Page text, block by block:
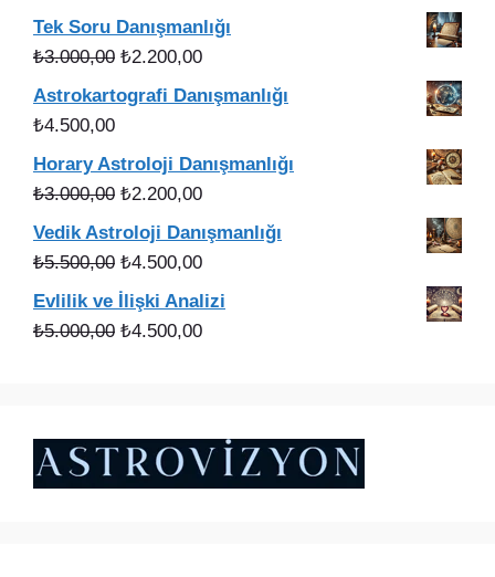
fiyat:
₺6.000,00.
andaki
fiyat:
Tek Soru Danışmanlığı
₺3.000,00 Orijinal
fiyat:
₺2.200,00Şu
Astrokartografi Danışmanlığı
₺4.500,00
Horary Astroloji Danışmanlığı
₺3.000,00 Orijinal
fiyat:
₺3.000,00.
₺2.200,00Şu
fiyat:
Vedik Astroloji Danışmanlığı
₺5.500,00 Orijinal
fiyat:
₺5.500,00.
₺4.500,00Şu
andaki
fiyat:
Evlilik ve İlişki Analizi
₺5.000,00 Orijinal
₺4.500,00Şu